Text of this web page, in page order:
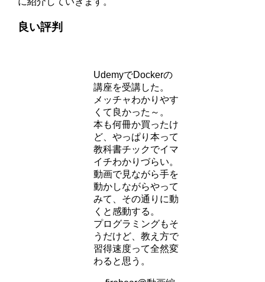
良い評判
UdemyでDockerの
講座を受講した。
メッチャわかりやす
くて良かった～。
本も何冊か買ったけ
ど、やっぱり本って
教科書チックでイマ
イチわかりづらい。
動画で見ながら手を
動かしながらやって
みて、その通りに動
くと感動する。
プログラミングもそ
うだけど、教え方で
習得速度って全然変
わると思う。